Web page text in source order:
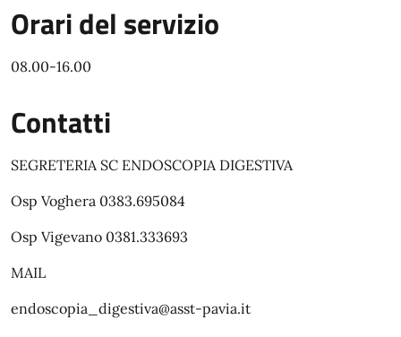
Orari del servizio
08.00-16.00
Contatti
SEGRETERIA SC ENDOSCOPIA DIGESTIVA
Osp Voghera 0383.695084
Osp Vigevano 0381.333693
MAIL
endoscopia_digestiva@asst-pavia.it